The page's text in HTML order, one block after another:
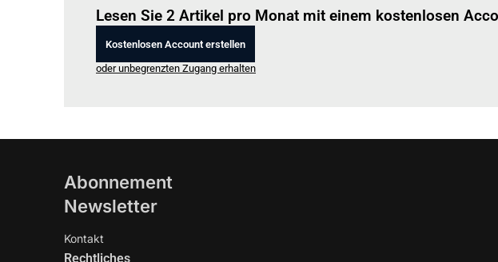
Lesen Sie 2 Artikel pro Monat mit einem kostenlosen
Kostenlosen Account erstellen
oder unbegrenzten Zugang erhalten
Abonnement
Newsletter
Kontakt
Rechtliches